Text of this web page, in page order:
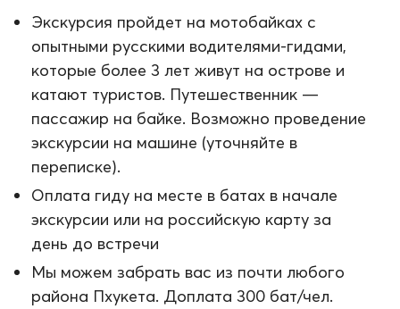
Экскурсия пройдет на мотобайках с
опытными русскими водителями-гидами,
которые более 3 лет живут на острове и
катают туристов. Путешественник —
пассажир на байке. Возможно проведение
экскурсии на машине (уточняйте в
переписке).
Оплата гиду на месте в батах в начале
экскурсии или на российскую карту за
день до встречи
Мы можем забрать вас из почти любого
района Пхукета. Доплата 300 бат/чел.